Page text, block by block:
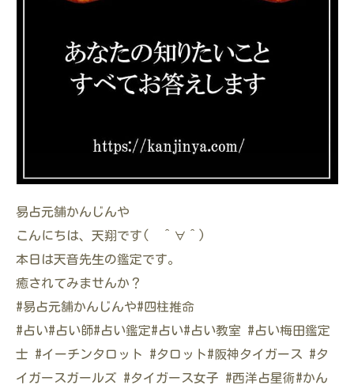
易占元舗かんじんや
こんにちは、天翔です( ＾∀＾)
本日は天音先生の鑑定です。
癒されてみませんか？
#易占元舗かんじんや#四柱推命
#占い#占い師#占い鑑定#占い#占い教室 #占い梅田鑑定
士 #イーチンタロット #タロット#阪神タイガース #タ
イガースガールズ #タイガース女子 #西洋占星術#かん